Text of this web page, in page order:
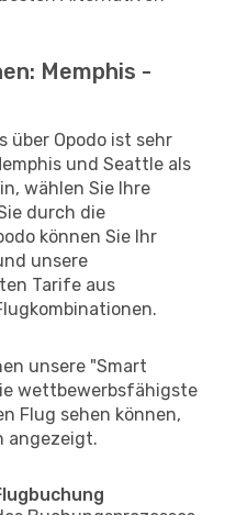
Memphis -
über Opodo ist sehr
und Seattle als
wählen Sie Ihre
durch die
können Sie Ihr
unsere
Tarife aus
unsere "Smart
wettbewerbsfähigste
Flug sehen können,
angezeigt.